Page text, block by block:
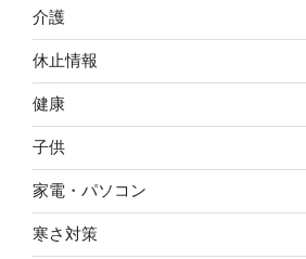
介護
休止情報
健康
子供
家電・パソコン
寒さ対策